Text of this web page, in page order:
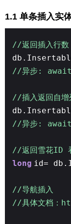
1.1 单条插入实
//返回插入行数
//异步:
//插入返回自增
//异步:
//返回雪花ID
long id=
//导航插入
//具体文档：